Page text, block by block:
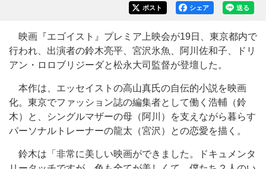
送る
シェア
ポスト
映画『エゴイスト』プレミア上映会が19日、東京都内で
行われ、出演者の鈴木亮平、宮沢氷魚、阿川佐和子、ドリ
アン・ロロブリジーダと松永大司監督が登壇した。
本作は、エッセイストの高山真氏の自伝的小説を映画
化。東京でファッション誌の編集者として働く浩輔（鈴
木）と、シングルマザーの母（阿川）を支えながら暮らす
パーソナルトレーナーの龍太（宮沢）との恋愛を描く。
鈴木は「非常に美しい映画ができました。ドキュメンタ